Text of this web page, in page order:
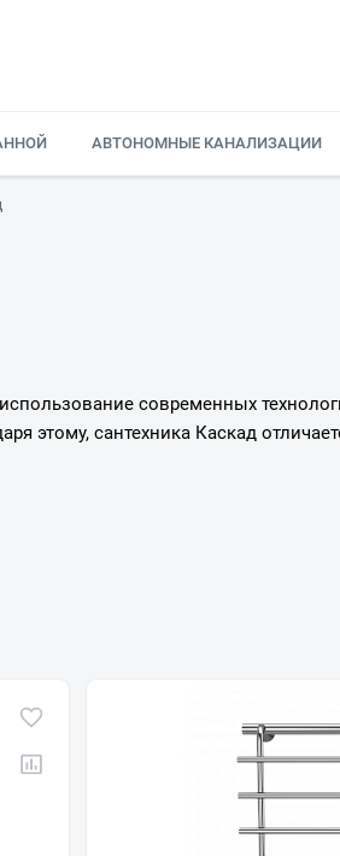
АВТОНОМНЫЕ КАНАЛИЗАЦИИ
современных
этому, сантехника Каскад